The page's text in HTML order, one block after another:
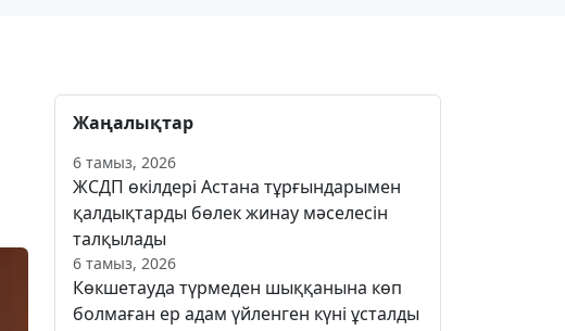
Жаңалықтар
6 тамыз, 2026
ЖСДП өкілдері Астана тұрғындарымен
қалдықтарды бөлек жинау мәселесін
талқылады
6 тамыз, 2026
Көкшетауда түрмеден шыққанына көп
болмаған ер адам үйленген күні ұсталды